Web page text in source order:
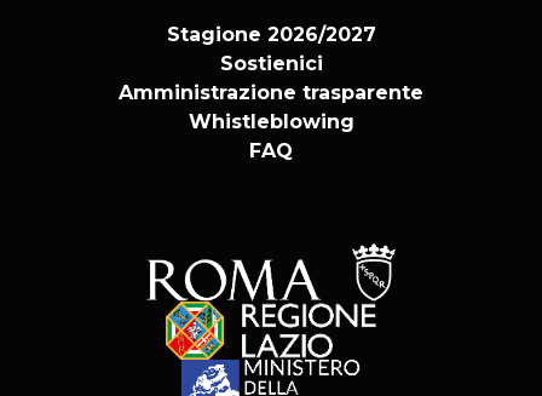
Stagione 2026/2027
Sostienici
Amministrazione trasparente
Whistleblowing
FAQ